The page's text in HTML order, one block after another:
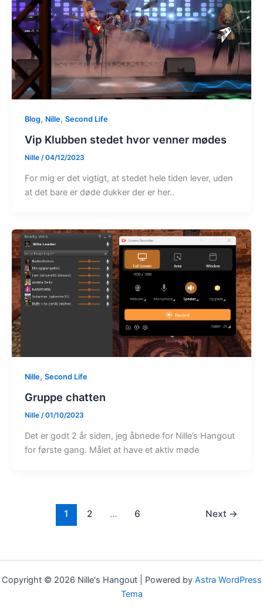
Blog, Nille, Second Life
Vip Klubben stedet hvor venner mødes
Nille /04/12/2023
For mig er det vigtigt, at stedet hele tiden lever, uden
at det bare er døde dukker der er her..
Nille, Second Life
Gruppe chatten
Nille /01/10/2023
Det er godt 2 år siden, jeg åbnede for Nille’s Hangout
for første gang. Målet at have et aktiv møde
1 2 … 6 Next →
Copyright © 2026 Nille's Hangout | Powered by Astra WordPress
Tema